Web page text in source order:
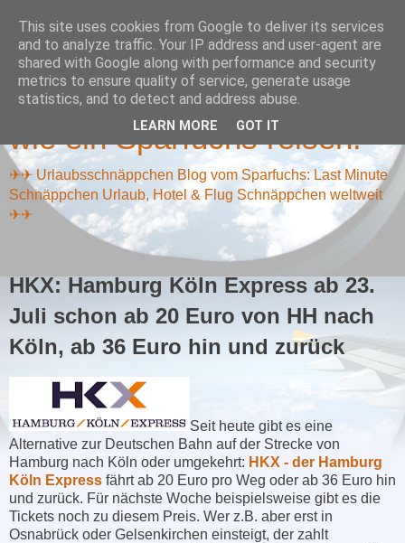
Reiseschnäppchen Blog -
wie ein Sparfuchs reisen!
✈✈ Urlaubsschnäppchen Blog vom Sparfuchs: Last Minute
Schnäppchen Urlaub, Hotel & Flug Schnäppchen weltweit
✈✈
HKX: Hamburg Köln Express ab 23.
Juli schon ab 20 Euro von HH nach
Köln, ab 36 Euro hin und zurück
Seit heute gibt es eine
Alternative zur Deutschen Bahn auf der Strecke von
Hamburg nach Köln oder umgekehrt: HKX - der Hamburg
Köln Express fährt ab 20 Euro pro Weg oder ab 36 Euro hin
und zurück. Für nächste Woche beispielsweise gibt es die
Tickets noch zu diesem Preis. Wer z.B. aber erst in
Osnabrück oder Gelsenkirchen einsteigt, der zahlt
This site uses cookies from Google to deliver its services
and to analyze traffic. Your IP address and user-agent are
shared with Google along with performance and security
metrics to ensure quality of service, generate usage
statistics, and to detect and address abuse.
LEARN MORE GOT IT